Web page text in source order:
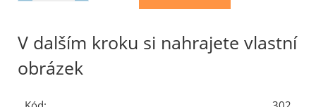
V dalším kroku si nahrajete vlastní
obrázek